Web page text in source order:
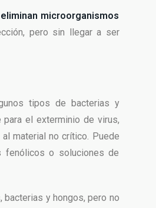
microorganismos
pero sin llegar a ser
tipos de bacterias y
el exterminio de virus,
material no crítico. Puede
fenólicos o soluciones de
bacterias y hongos, pero no